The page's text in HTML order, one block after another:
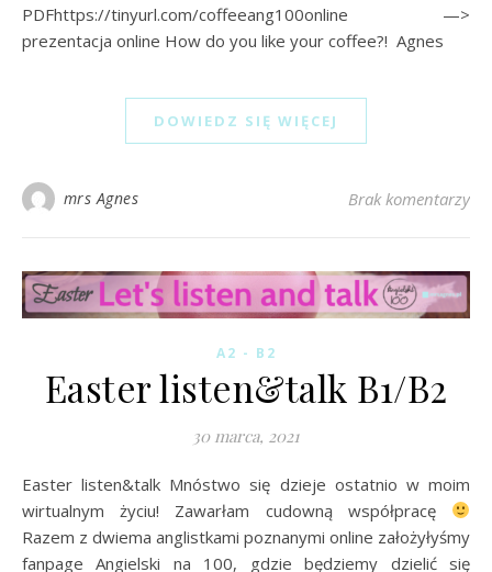
PDFhttps://tinyurl.com/coffeeang100online —>
prezentacja online How do you like your coffee?! Agnes
DOWIEDZ SIĘ WIĘCEJ
mrs Agnes Brak komentarzy
A2 - B2
Easter listen&talk B1/B2
30 marca, 2021
Easter listen&talk Mnóstwo się dzieje ostatnio w moim
wirtualnym życiu! Zawarłam cudowną współpracę
Razem z dwiema anglistkami poznanymi online założyłyśmy
fanpage Angielski na 100, gdzie będziemy dzielić się